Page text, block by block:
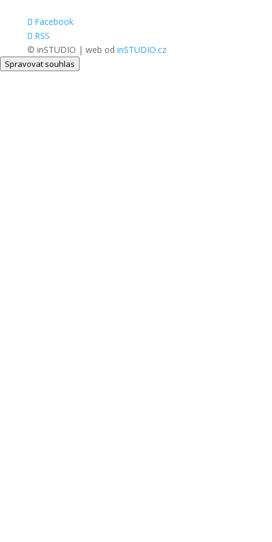
Facebook
RSS
© inSTUDIO | web od inSTUDIO.cz
Spravovat souhlas